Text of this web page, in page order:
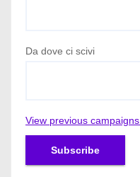
Da dove ci scivi
View previous campaigns.